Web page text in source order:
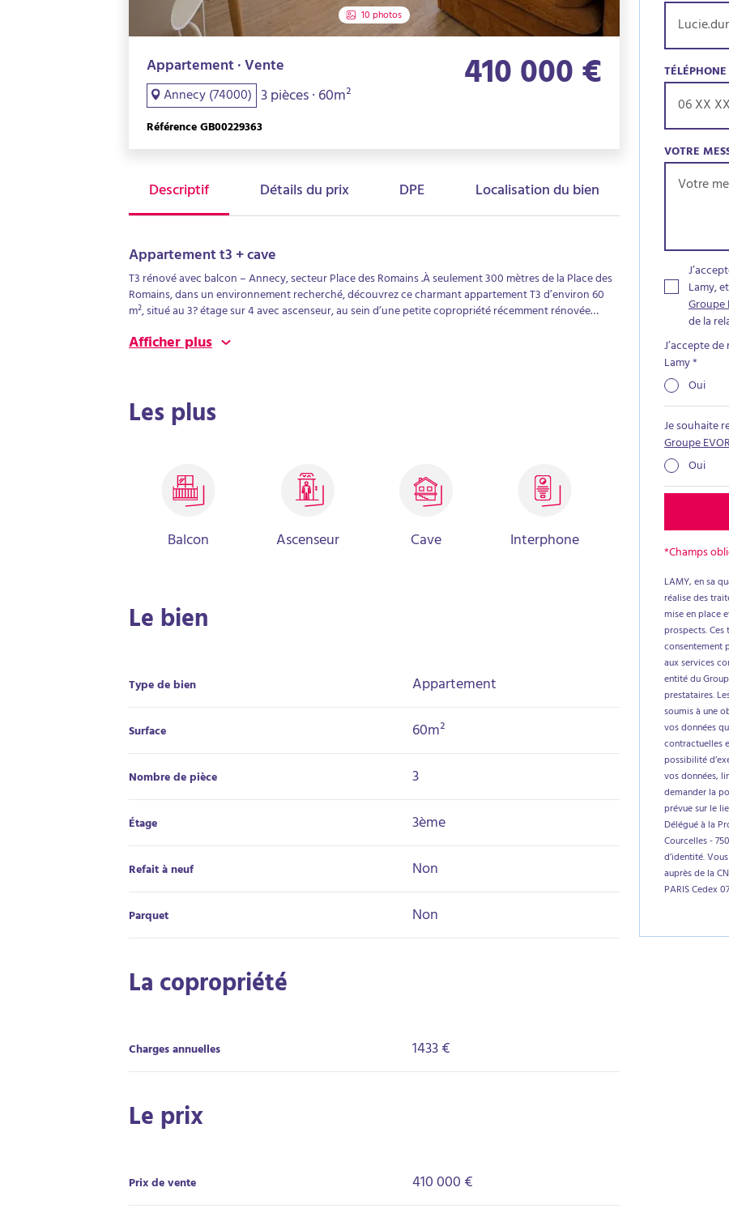
10 photos
Appartement · Vente
Annecy (74000) 3 pièces · 60m² 410 000 €
Référence GB00229363
Descriptif Détails du prix DPE Localisation du bien
Appartement t3 + cave
T3 rénové avec balcon – Annecy, secteur Place des Romains .À seulement 300 mètres de la Place des
Romains, dans un environnement recherché, découvrez ce charmant appartement T3 d’environ 60
m², situé au 3? étage sur 4 avec ascenseur, au sein d’une petite copropriété récemment rénovée
environnement calme et résidentiel, tout en restant à proximité immédiate des commodités,
et l’une des chambres, idéal pour vos moments de détente. Les + du bien : Rénovation complète
récente, Copropriété avec rénovation énergétique récente, Ascenseur, Balcon traversant,Cave en
charge du vendeur pour les dépenses courantes : 1433 €.
Afficher plus
Les plus
Balcon Ascenseur Cave Interphone
Le bien
Type de bien Appartement
Surface 60m²
Nombre de pièce 3
Étage 3ème
Refait à neuf Non
Parquet Non
La copropriété
Charges annuelles 1433 €
Le prix
Prix de vente 410 000 €
TÉLÉPHONE
VOTRE
Lamy,
Groupe
de la
J’accepte
Lamy*
Oui
Je souhaite
Groupe
Oui
*Champs
LAMY, en sa
réalise des
mise en place
prospects.
consentement
aux services
entité du
prestataires.
soumis à une
vos données
contractuelles
possibilité
vos données,
demander la
prévue sur le
Délégué à la
Courcelles -
d’identité.
auprès de la
PARIS Cedex